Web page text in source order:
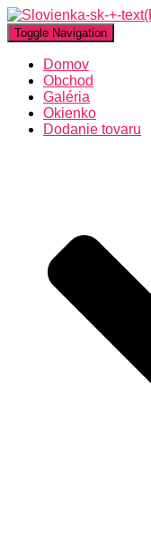
Toggle Navigation
Domov
Obchod
Galéria
Okienko
Dodanie tovaru